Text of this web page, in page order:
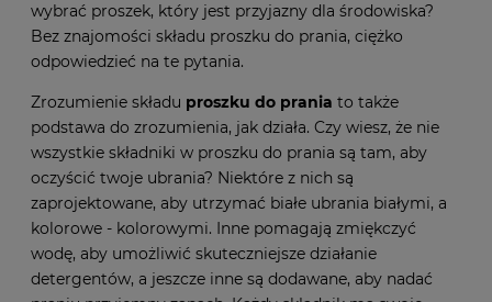
wybrać proszek, który jest przyjazny dla środowiska?
Bez znajomości składu proszku do prania, ciężko
odpowiedzieć na te pytania.
Zrozumienie składu proszku do prania to także
podstawa do zrozumienia, jak działa. Czy wiesz, że nie
wszystkie składniki w proszku do prania są tam, aby
oczyścić twoje ubrania? Niektóre z nich są
zaprojektowane, aby utrzymać białe ubrania białymi, a
kolorowe - kolorowymi. Inne pomagają zmiękczyć
wodę, aby umożliwić skuteczniejsze działanie
detergentów, a jeszcze inne są dodawane, aby nadać